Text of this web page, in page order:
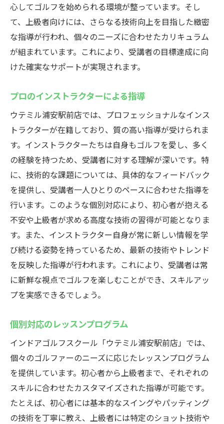
アクセスの良さが魅力
都会の真ん中でゴルフを楽しむ
交通手段が豊富な立地
パーキング完備で車でも安心
店の利点
天候に左右されない練習環境
年中無休でゴルフを楽しむ
快適な室内で集中できる
雨の日でもスケジュール通り
寒暖差に影響されない快適さ
時間を有効活用できる施設
充実したレッスン内容で満足度の高いインドア
ゴルフ体験を
多彩なレッスンプランの提供
個々のニーズに対応したカリキュラム
受講者の目標に合わせた指導
フィードバックを活用した成長
受講者の声を反映したプログラム
心してゴルフを始められる環境が整っています。そし
て、上級者向けには、さらなる技術向上を目指した緻密
な指導が行われ、個々のニーズに合わせたカリキュラム
が組まれています。これにより、受講者の目標達成に向
けた確実なサポートが実現されます。
プロのインストラクターによる指導
ウテミル浦安駅前店では、プロフェッショナルなインス
トラクターが在籍しており、質の高い指導が受けられま
す。インストラクターたちは自身もゴルフを愛し、多く
の経験を持つため、受講者に対する理解が深いです。特
に、技術的な課題については、具体的なフィードバック
を提供し、受講者一人ひとりのペースに合わせた指導を
行います。このような個別対応により、初心者が抱える
不安や上級者が求める高度な技術の習得が可能となりま
す。また、インストラクター自身が常に新しい情報を学
び続ける姿勢を持っているため、最新の技術やトレンド
を反映した指導が行われます。これにより、受講者は常
に新鮮な視点でゴルフを楽しむことができ、スキルアッ
プを実感できるでしょう。
個別対応のレッスンプログラム
インドアゴルフスクール「ウテミル浦安駅前店」では、
個々のゴルファーのニーズに応じたレッスンプログラム
を提供しています。初心者から上級者まで、それぞれの
スキルに合わせたカスタマイズされた指導が可能です。
たとえば、初心者には基本的なスイングやパッティング
の技術を丁寧に教え、上級者には特定のショット技術や